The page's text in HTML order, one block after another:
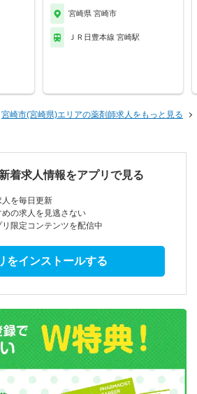
宮崎県 宮崎市
ＪＲ日豊本線 宮崎駅
宮崎市(宮崎県)エリアの薬剤師求人をもっと見る
着求人情報をアプリで見る
を毎日更新
の求人を見逃さない
限定コンテンツを配信中
をインストールする